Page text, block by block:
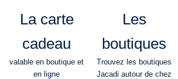
La carte
cadeau
valable en boutique et
en ligne
Les
boutiques
Trouvez les boutiques
Jacadi autour de chez